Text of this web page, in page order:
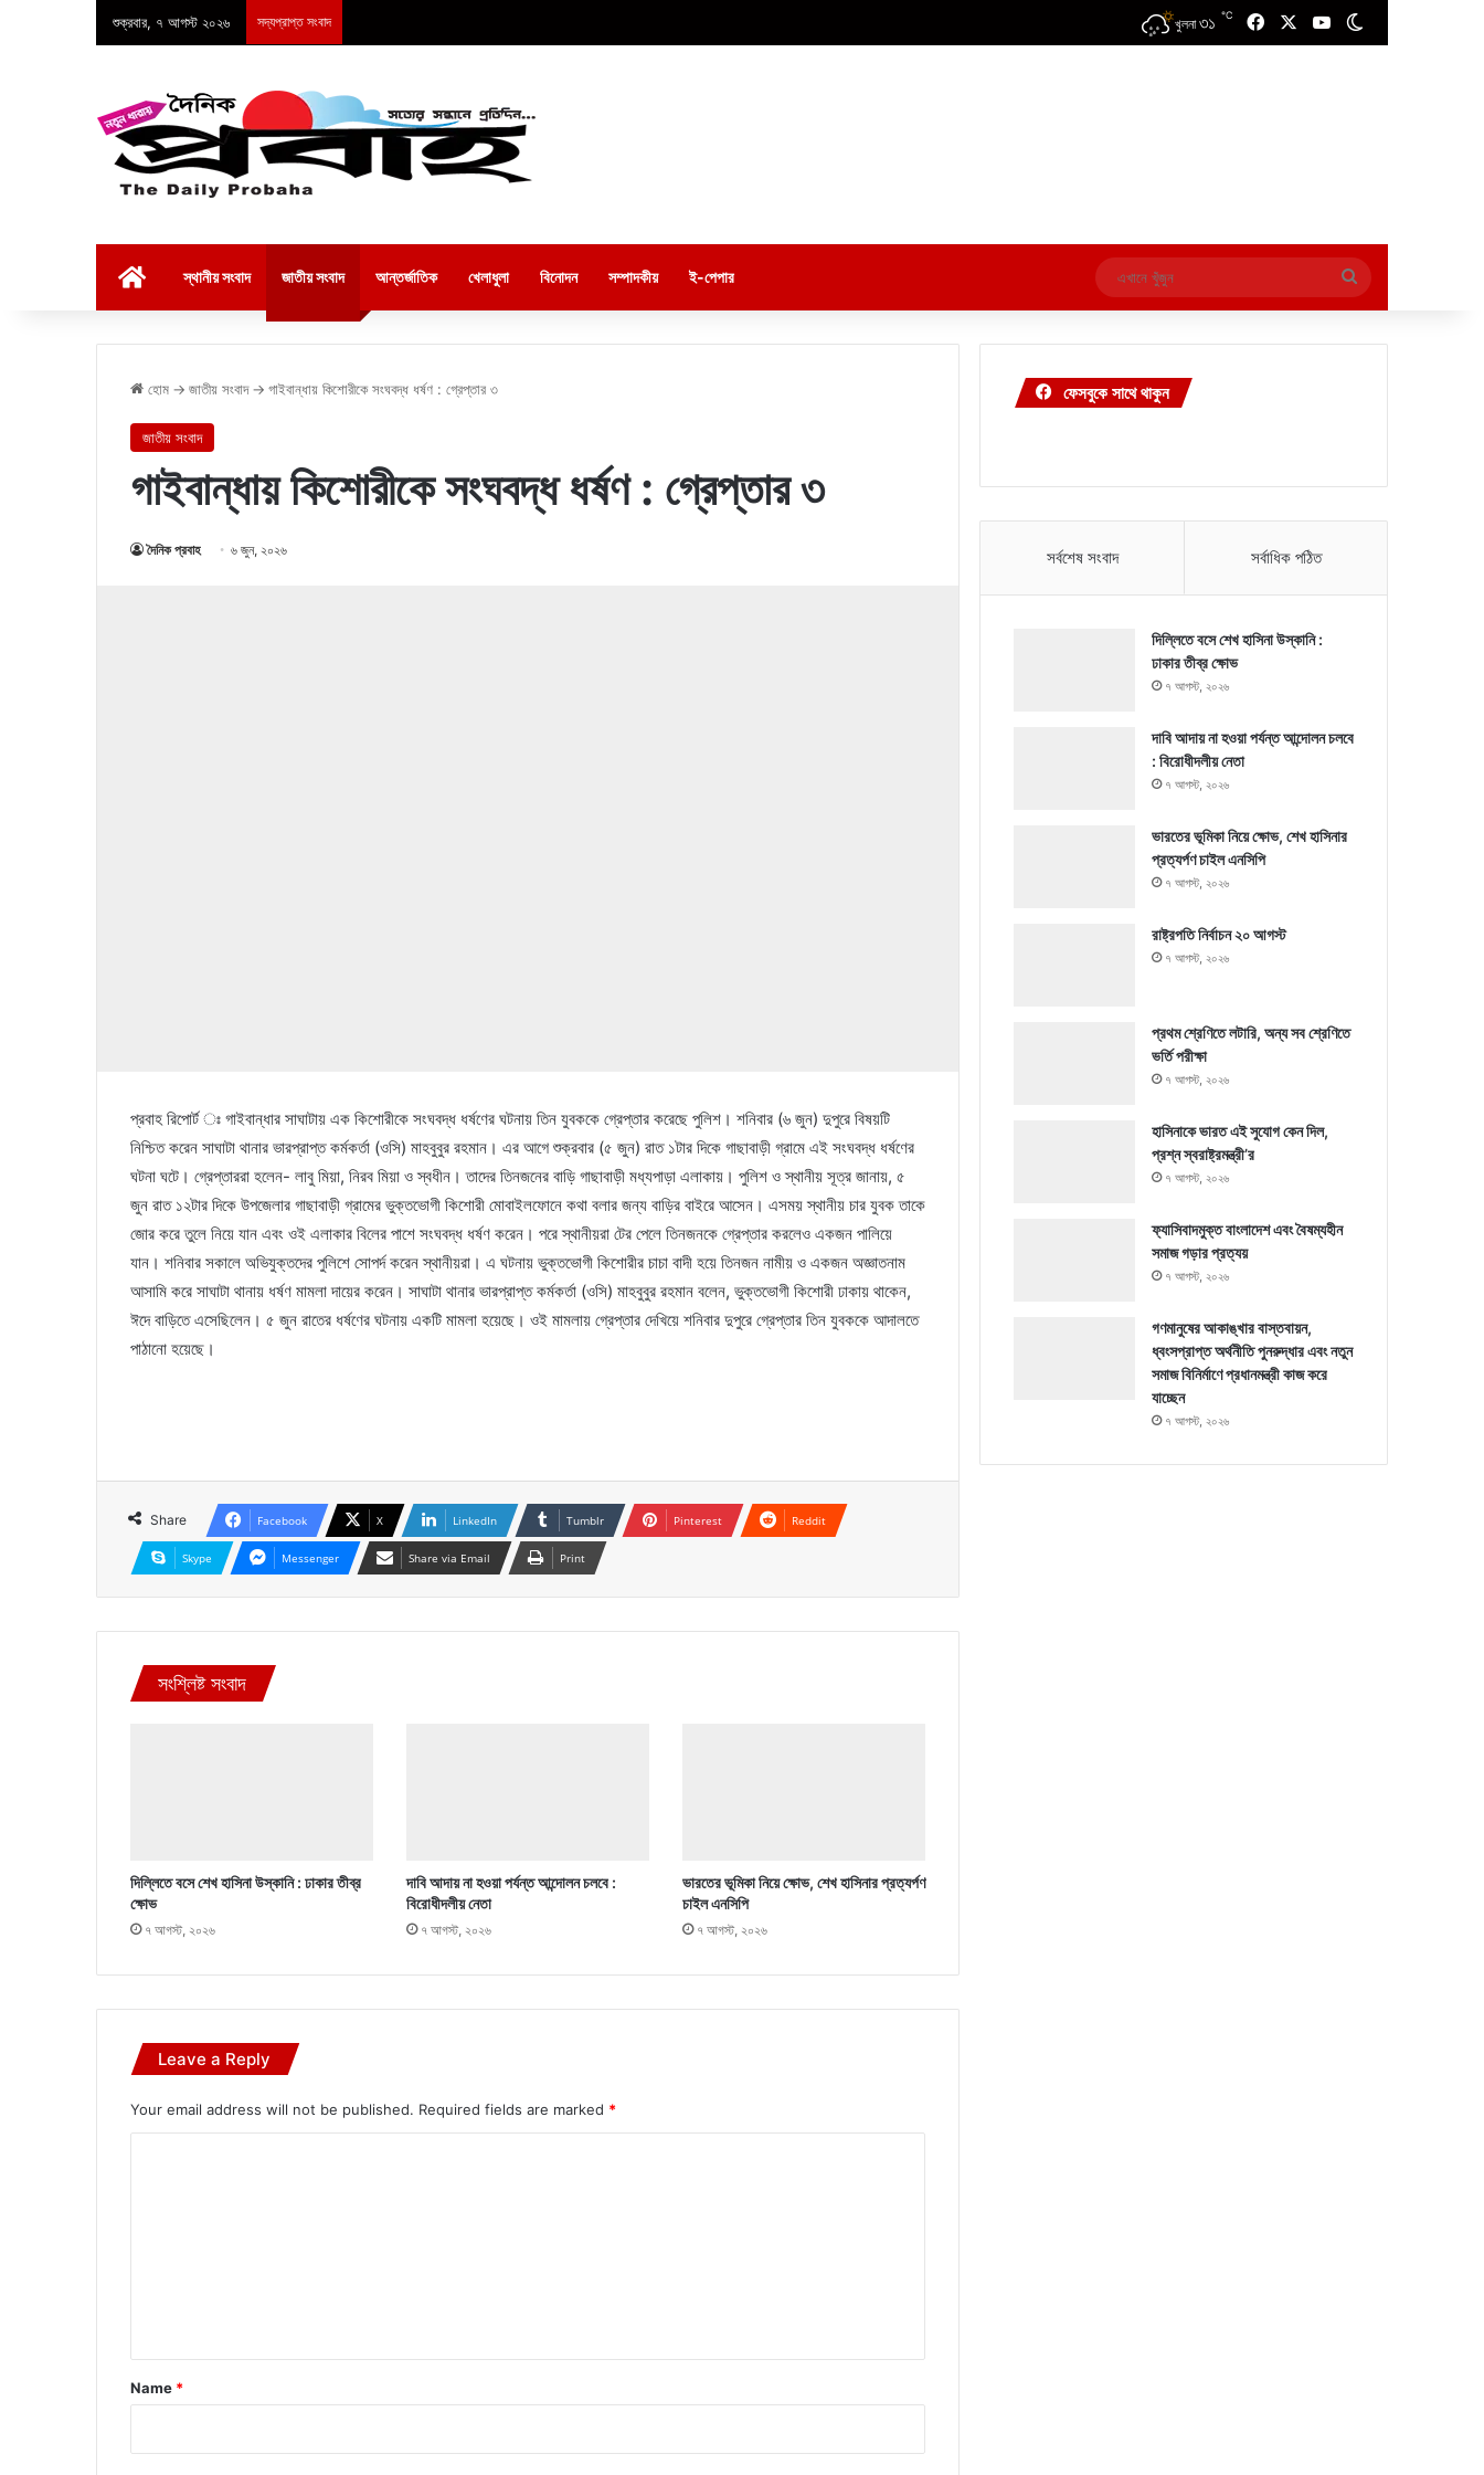
শুক্রবার, ৭ আগস্ট ২০২৬ সদ্যপ্রাপ্ত সংবাদ খুলনা ৩১ ℃ FacebookYouTube
স্থানীয় সংবাদ জাতীয় সংবাদ আন্তর্জাতিক খেলাধুলা বিনোদন সম্পাদকীয় ই-পেপার
এখানে
খুঁজুন
হোম → জাতীয় সংবাদ → গাইবান্ধায় কিশোরীকে সংঘবদ্ধ ধর্ষণ : গ্রেপ্তার ৩
জাতীয় সংবাদ
গাইবান্ধায় কিশোরীকে সংঘবদ্ধ ধর্ষণ : গ্রেপ্তার ৩
দৈনিক প্রবাহ ৬ জুন, ২০২৬
প্রবাহ রিপোর্ট ঃ গাইবান্ধার সাঘাটায় এক কিশোরীকে সংঘবদ্ধ ধর্ষণের ঘটনায় তিন যুবককে গ্রেপ্তার করেছে পুলিশ। শনিবার (৬ জুন) দুপুরে বিষয়টি
নিশ্চিত করেন সাঘাটা থানার ভারপ্রাপ্ত কর্মকর্তা (ওসি) মাহবুবুর রহমান। এর আগে শুক্রবার (৫ জুন) রাত ১টার দিকে গাছাবাড়ী গ্রামে এই সংঘবদ্ধ ধর্ষণের
ঘটনা ঘটে। গ্রেপ্তাররা হলেন- লাবু মিয়া, নিরব মিয়া ও স্বধীন। তাদের তিনজনের বাড়ি গাছাবাড়ী মধ্যপাড়া এলাকায়। পুলিশ ও স্থানীয় সূত্র জানায়, ৫
জুন রাত ১২টার দিকে উপজেলার গাছাবাড়ী গ্রামের ভুক্তভোগী কিশোরী মোবাইলফোনে কথা বলার জন্য বাড়ির বাইরে আসেন। এসময় স্থানীয় চার যুবক তাকে
জোর করে তুলে নিয়ে যান এবং ওই এলাকার বিলের পাশে সংঘবদ্ধ ধর্ষণ করেন। পরে স্থানীয়রা টের পেলে তিনজনকে গ্রেপ্তার করলেও একজন পালিয়ে
যান। শনিবার সকালে অভিযুক্তদের পুলিশে সোপর্দ করেন স্থানীয়রা। এ ঘটনায় ভুক্তভোগী কিশোরীর চাচা বাদী হয়ে তিনজন নামীয় ও একজন অজ্ঞাতনাম
আসামি করে সাঘাটা থানায় ধর্ষণ মামলা দায়ের করেন। সাঘাটা থানার ভারপ্রাপ্ত কর্মকর্তা (ওসি) মাহবুবুর রহমান বলেন, ভুক্তভোগী কিশোরী ঢাকায় থাকেন,
ঈদে বাড়িতে এসেছিলেন। ৫ জুন রাতের ধর্ষণের ঘটনায় একটি মামলা হয়েছে। ওই মামলায় গ্রেপ্তার দেখিয়ে শনিবার দুপুরে গ্রেপ্তার তিন যুবককে আদালতে
পাঠানো হয়েছে।
Share Facebook X LinkedIn Tumblr Pinterest Reddit
Skype Messenger Share via Email Print
সংশ্লিষ্ট সংবাদ
দিল্লিতে বসে শেখ হাসিনা উস্কানি : ঢাকার তীব্র
ক্ষোভ
৭ আগস্ট, ২০২৬
দাবি আদায় না হওয়া পর্যন্ত আন্দোলন চলবে :
বিরোধীদলীয় নেতা
৭ আগস্ট, ২০২৬
ভারতের ভূমিকা নিয়ে ক্ষোভ, শেখ হাসিনার প্রত্যর্পণ
চাইল এনসিপি
৭ আগস্ট, ২০২৬
Leave a Reply
Your email address will not be published. Required fields are marked *
*
Name *
ফেসবুকে সাথে থাকুন
সর্বশেষ সংবাদ সর্বাধিক পঠিত
দিল্লিতে বসে শেখ হাসিনা উস্কানি :
ঢাকার তীব্র ক্ষোভ
৭ আগস্ট, ২০২৬
দাবি আদায় না হওয়া পর্যন্ত আন্দোলন চলবে
: বিরোধীদলীয় নেতা
৭ আগস্ট, ২০২৬
ভারতের ভূমিকা নিয়ে ক্ষোভ, শেখ হাসিনার
প্রত্যর্পণ চাইল এনসিপি
৭ আগস্ট, ২০২৬
রাষ্ট্রপতি নির্বাচন ২০ আগস্ট
৭ আগস্ট, ২০২৬
প্রথম শ্রেণিতে লটারি, অন্য সব শ্রেণিতে
ভর্তি পরীক্ষা
৭ আগস্ট, ২০২৬
হাসিনাকে ভারত এই সুযোগ কেন দিল,
প্রশ্ন স্বরাষ্ট্রমন্ত্রী’র
৭ আগস্ট, ২০২৬
ফ্যাসিবাদমুক্ত বাংলাদেশ এবং বৈষম্যহীন
সমাজ গড়ার প্রত্যয়
৭ আগস্ট, ২০২৬
গণমানুষের আকাঙ্খার বাস্তবায়ন,
ধ্বংসপ্রাপ্ত অর্থনীতি পুনরুদ্ধার এবং নতুন
সমাজ বিনির্মাণে প্রধানমন্ত্রী কাজ করে
যাচ্ছেন
৭ আগস্ট, ২০২৬